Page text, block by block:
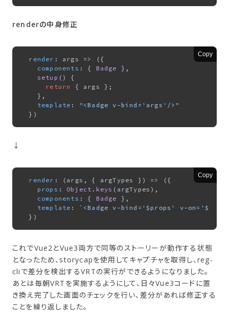
renderの中身修正
Copy
render : args =>
({
components : { Badge
},
setup ( ) {
return
{ args };
    },
template :
"<Badge v-bind='args'/>"
↓
Copy
render : ( args, { argTypes } ) =>
({
props : Object . keys (argTypes),
components : { Badge
},
template :
`<Badge v-bind='$props' v-
これでVue2とVue3両方で同等のストーリーが動作する状態
となったため、storycapを使用してキャプチャを取得し、reg-
cliで差分を検出するVRTの実行ができるようになりました。
あとは毎朝VRTを実施するようにして、日々Vue3コードに置
き換え完了した画面のチェックを行い、差分があれば修正する
ことを繰り返しました。